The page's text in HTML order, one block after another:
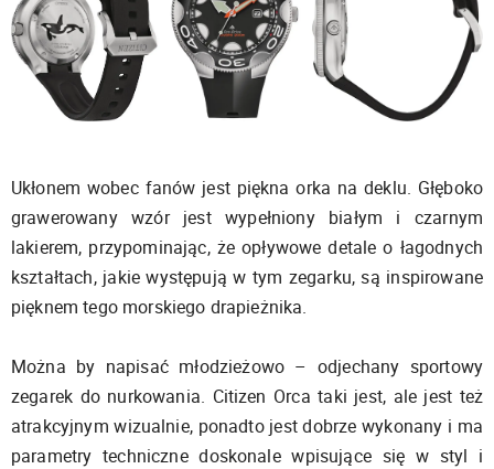
Ukłonem wobec fanów jest piękna orka na deklu. Głęboko
grawerowany wzór jest wypełniony białym i czarnym
lakierem, przypominając, że opływowe detale o łagodnych
kształtach, jakie występują w tym zegarku, są inspirowane
pięknem tego morskiego drapieżnika.
Można by napisać młodzieżowo – odjechany sportowy
zegarek do nurkowania. Citizen Orca taki jest, ale jest też
atrakcyjnym wizualnie, ponadto jest dobrze wykonany i ma
parametry techniczne doskonale wpisujące się w styl i